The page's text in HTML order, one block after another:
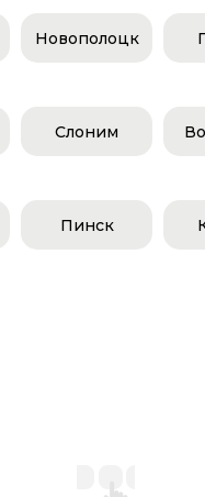
Новополоцк
Слоним
Пинск